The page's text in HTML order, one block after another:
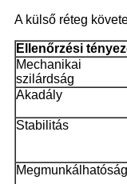
A külső réteg
Ellenőrzési
Mechanikai
szilárdság
Akadály
Stabilitás
Megmunkálhatóság